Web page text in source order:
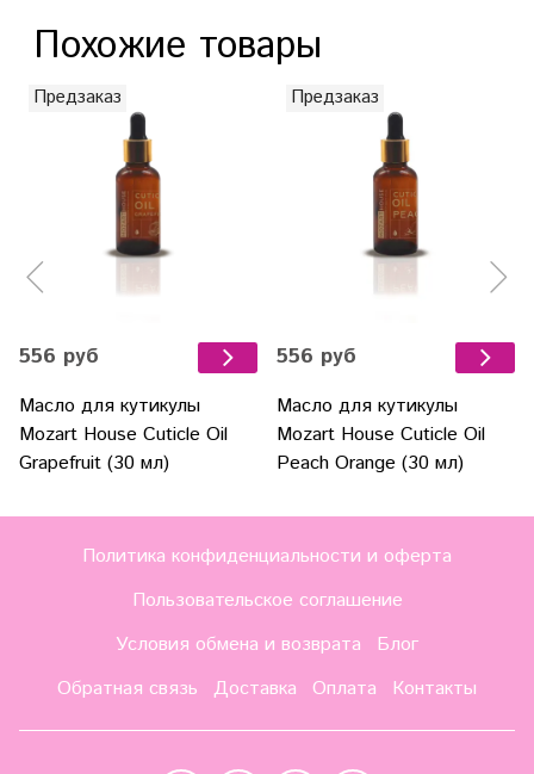
Похожие товары
Предзаказ
556 руб
Масло для кутикулы
Mozart House Cuticle Oil
Grapefruit (30 мл)
Предзаказ
556 руб
Масло для кутикулы
Mozart House Cuticle Oil
Peach Orange (30 мл)
Политика конфиденциальности и оферта
Пользовательское соглашение
Условия обмена и возврата
Блог
Обратная связь
Доставка Оплата Контакты